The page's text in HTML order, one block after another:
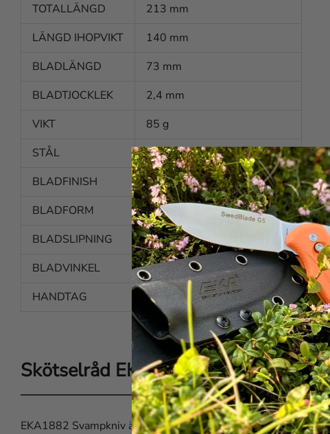
TOTALLÄNGD
213 mm
LÄNGD IHOPVIKT
140 mm
BLADLÄNGD
73 mm
BLADTJOCKLEK
2,4 mm
VIKT
85 g
STÅL
Rostfritt
BLADFINISH
Polerad
BLADFORM
Konkav
BLADSLIPNING
Eggsval slipning med brynfas
BLADVINKEL
Ca. 20 grader per sida
HANDTAG
Mörk trä
Skötselråd EKA Mushroom knife
EKA1882 Svampkniv är tillverkad av rostfritt stål och